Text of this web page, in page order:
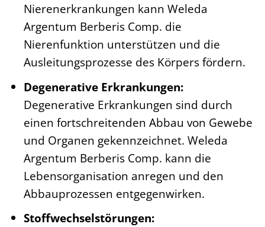
Nierenerkrankungen kann Weleda
Argentum Berberis Comp. die
Nierenfunktion unterstützen und die
Ausleitungsprozesse des Körpers fördern.
Degenerative Erkrankungen:
Degenerative Erkrankungen sind durch
einen fortschreitenden Abbau von Gewebe
und Organen gekennzeichnet. Weleda
Argentum Berberis Comp. kann die
Lebensorganisation anregen und den
Abbauprozessen entgegenwirken.
Stoffwechselstörungen: